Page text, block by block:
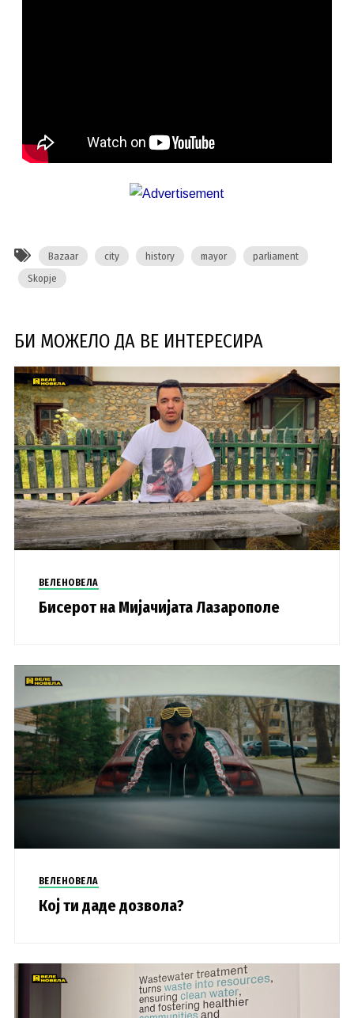
Bazaar city history mayor
parliament
Skopje
БИ МОЖЕЛО ДА ВЕ ИНТЕРЕСИРА
ВЕЛЕНОВЕЛА
Бисерот на Мијачијата Лазарополе
ВЕЛЕНОВЕЛА
Кој ти даде дозвола?